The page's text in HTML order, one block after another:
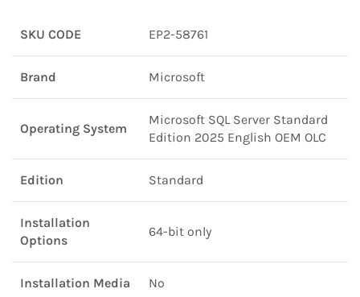
SKU CODE EP2-58761
Brand Microsoft
Operating System
Microsoft SQL Server Standard
Edition 2025 English OEM OLC
Edition Standard
Installation
Options
64-bit only
Installation Media No